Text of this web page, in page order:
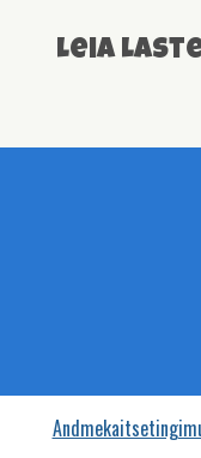
Leia